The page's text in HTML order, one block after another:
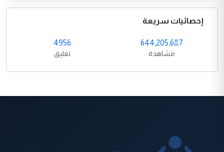
إحصائيات سريعة
644,205,687
مشاهدة
4956
تعليق